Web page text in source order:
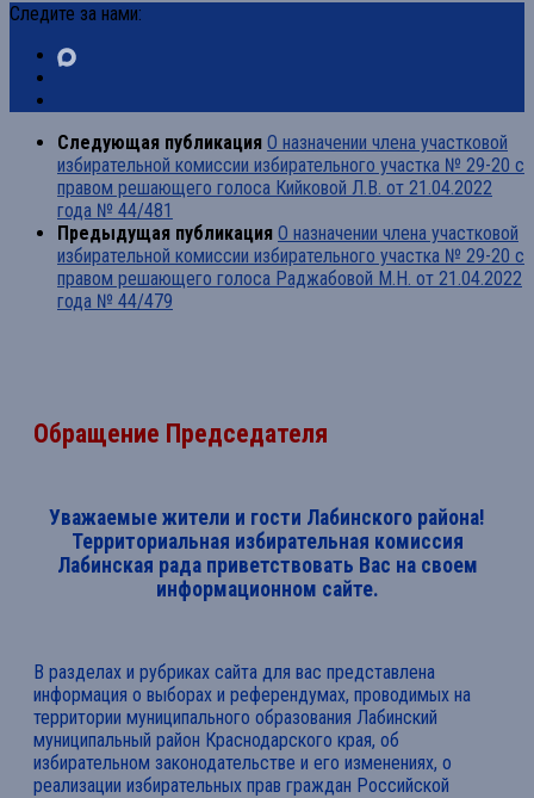
Следите за нами:
Следующая публикация О назначении члена участковой
избирательной комиссии избирательного участка № 29-20 с
правом решающего голоса Кийковой Л.В. от 21.04.2022
года № 44/481
Предыдущая публикация О назначении члена участковой
избирательной комиссии избирательного участка № 29-20 с
правом решающего голоса Раджабовой М.Н. от 21.04.2022
года № 44/479
Обращение Председателя
Уважаемые жители и гости Лабинского района!
Территориальная избирательная комиссия
Лабинская рада приветствовать Вас на своем
информационном сайте.
В разделах и рубриках сайта для вас представлена
информация о выборах и референдумах, проводимых на
территории муниципального образования Лабинский
муниципальный район Краснодарского края, об
избирательном законодательстве и его изменениях, о
реализации избирательных прав граждан Российской